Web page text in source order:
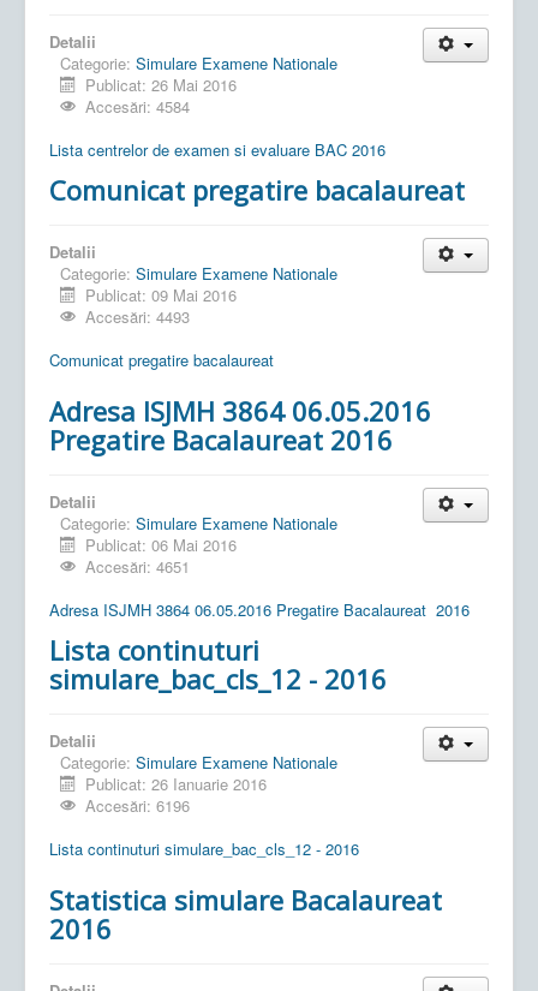
Detalii
Categorie: Simulare Examene Nationale
Publicat: 26 Mai 2016
Accesări: 4584
Lista centrelor de examen si evaluare BAC 2016
Comunicat pregatire bacalaureat
Detalii
Categorie: Simulare Examene Nationale
Publicat: 09 Mai 2016
Accesări: 4493
Comunicat pregatire bacalaureat
Adresa ISJMH 3864 06.05.2016
Pregatire Bacalaureat 2016
Detalii
Categorie: Simulare Examene Nationale
Publicat: 06 Mai 2016
Accesări: 4651
Adresa ISJMH 3864 06.05.2016 Pregatire Bacalaureat 2016
Lista continuturi
simulare_bac_cls_12 - 2016
Detalii
Categorie: Simulare Examene Nationale
Publicat: 26 Ianuarie 2016
Accesări: 6196
Lista continuturi simulare_bac_cls_12 - 2016
Statistica simulare Bacalaureat
2016